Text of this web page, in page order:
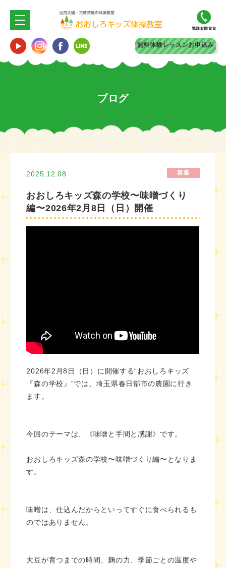
無料体験レッスンお申込み
ブログ
2025.12.08
おおしろキッズ森の学校〜味噌づくり
編〜2026年2月8日（日）開催
2026年2月8日（日）に開催する“おおしろキッズ
『森の学校』”では、埼玉県春日部市の農園に行き
ます。
今回のテーマは、《味噌と手間と感謝》です。
おおしろキッズ森の学校〜味噌づくり編〜となりま
す。
味噌は、仕込んだからといってすぐに食べられるも
のではありません。
大豆が育つまでの時間、麹の力、季節ごとの温度や